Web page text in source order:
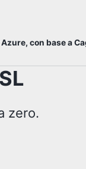
con base a
zero.